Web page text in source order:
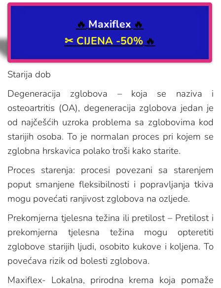
🔥 Maxiflex 🔥
✂ CIJENA -50% 🔥
Starija dob
Degeneracija zglobova – koja se naziva i
osteoartritis (OA), degeneracija zglobova jedan je
od najčešćih uzroka problema sa zglobovima kod
starijih osoba. To je normalan proces pri kojem se
zglobna hrskavica polako troši kako starite.
Proces starenja: procesi povezani sa starenjem
poput smanjene fleksibilnosti i popravljanja tkiva
mogu povećati ranjivost zglobova na ozljede.
Prekomjerna tjelesna težina ili pretilost – Pretilost i
prekomjerna tjelesna težina mogu opteretiti
zglobove starijih ljudi, osobito kukove i koljena. To
povećava rizik od bolesti zglobova.
Maxiflex- Lokalna, prirodna krema koja pomaže